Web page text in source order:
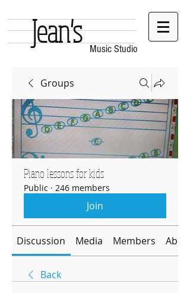
Music Studio
Jean's
Groups
Piano lessons for kids
Public · 246 members
Join
Discussion Media Members About
Back